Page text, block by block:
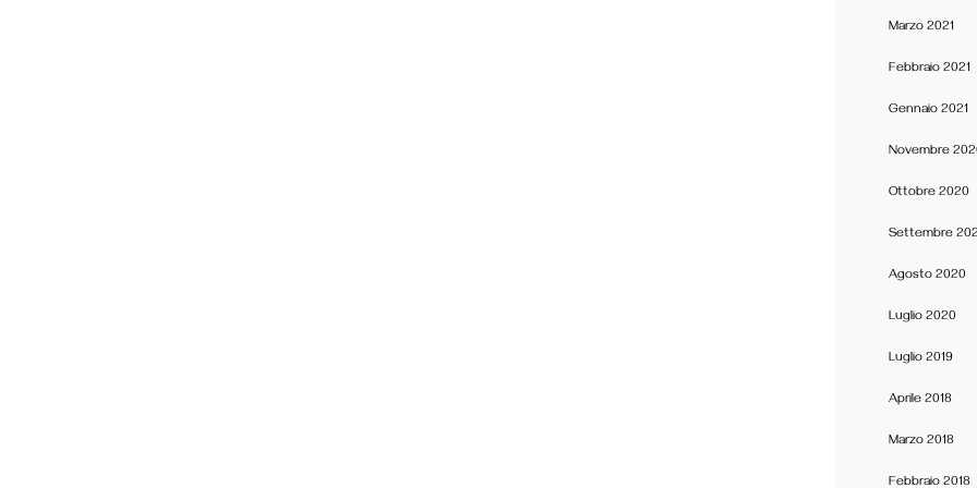
Marzo 2021
Febbraio 2021
Gennaio 2021
Novembre
Ottobre 2020
Settembre
Agosto 2020
Luglio 2020
Luglio 2019
Aprile 2018
Marzo 2018
Febbraio 2018